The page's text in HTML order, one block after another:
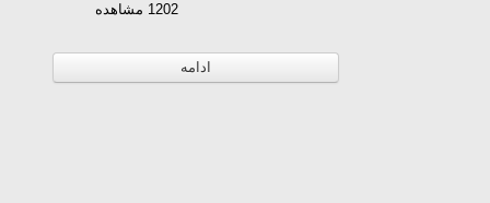
1202 مشاهده
ادامه